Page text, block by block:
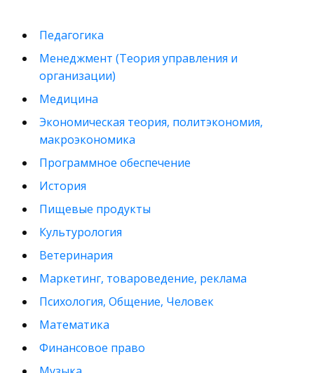
Педагогика
Менеджмент (Теория управления и
организации)
Медицина
Экономическая теория, политэкономия,
макроэкономика
Программное обеспечение
История
Пищевые продукты
Культурология
Ветеринария
Маркетинг, товароведение, реклама
Психология, Общение, Человек
Математика
Финансовое право